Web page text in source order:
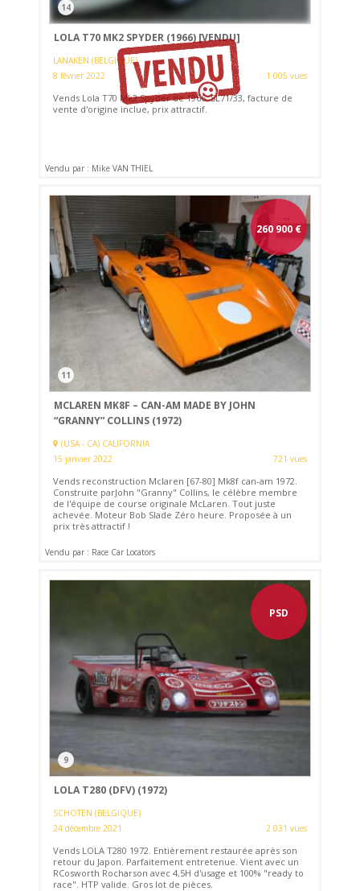
14
LOLA T70 MK2 SPYDER (1966) [VENDU]
LANAKEN (BELGIQUE)
8 février 2022
1 005 vues
Vends Lola T70 Mk2 Spyder de 1966, SL71/33, facture de
vente d'origine inclue, prix attractif.
Vendu par : Mike VAN THIEL
260 900€
11
MCLAREN MK8F – CAN-AM MADE BY JOHN
“GRANNY” COLLINS (1972)
(USA - CA) CALIFORNIA
15 janvier 2022
721 vues
Vends reconstruction Mclaren [67-80] Mk8f can-am 1972.
Construite parJohn "Granny" Collins, le célèbre membre
de l'équipe de course originale McLaren. Tout juste
achevée. Moteur Bob Slade Zéro heure. Proposée à un
prix très attractif !
Vendu par : Race Car Locators
PSD
9
LOLA T280 (DFV) (1972)
SCHOTEN (BELGIQUE)
24 décembre 2021
2 031 vues
Vends LOLA T280 1972. Entièrement restaurée après son
retour du Japon. Parfaitement entretenue. Vient avec un
RCosworth Rocharson avec 4,5H d'usage et 100% "ready to
race". HTP valide. Gros lot de pièces.